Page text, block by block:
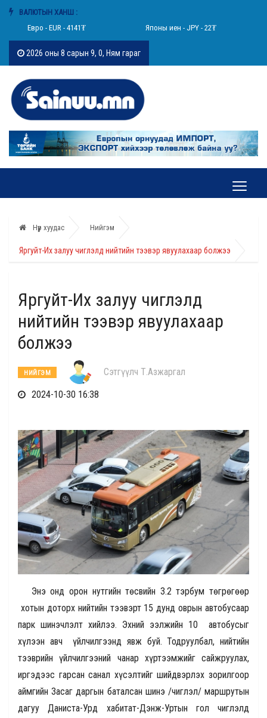
ВАЛЮТЫН ХАНШ :
Евро - EUR - 4141₮
Японы иен - JPY - 22₮
2026 оны 8 сарын 9, 0, Ням гараг
Нүүр хуудас Нийгэм
Яргуйт-Их залуу чиглэлд нийтийн тээвэр явуулахаар болжээ
Яргуйт-Их залуу чиглэлд
нийтийн тээвэр явуулахаар
болжээ
НИЙГЭМ
Сэтгүүлч Т.Азжаргал
2024-10-30 16:38
Энэ онд орон нутгийн төсвийн 3.2 тэрбум төгрөгөөр
хотын доторх нийтийн тээвэрт 15 дунд оврын автобусаар
парк шинэчлэлт хийлээ. Эхний ээлжийн 10 автобусыг
хүлээн авч үйлчилгээнд явж буй. Тодруулбал, нийтийн
тээврийн үйлчилгээний чанар хүртээмжийг сайжруулах,
иргэдээс гарсан санал хүсэлтийг шийдвэрлэх зорилгоор
аймгийн Засаг даргын баталсан шинэ /чиглэл/ маршрутын
дагуу Даниста-Урд хабитат-Дэнж-Уртын гол чиглэлд